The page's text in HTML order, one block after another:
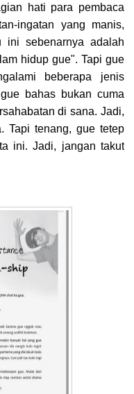
hati para pembaca
ingatan yang manis,
ini sebenarnya adalah
hidup gue". Tapi gue
beberapa jenis
bahas bukan cuma
di sana. Jadi,
Tapi tenang, gue tetep
ini. Jadi, jangan takut